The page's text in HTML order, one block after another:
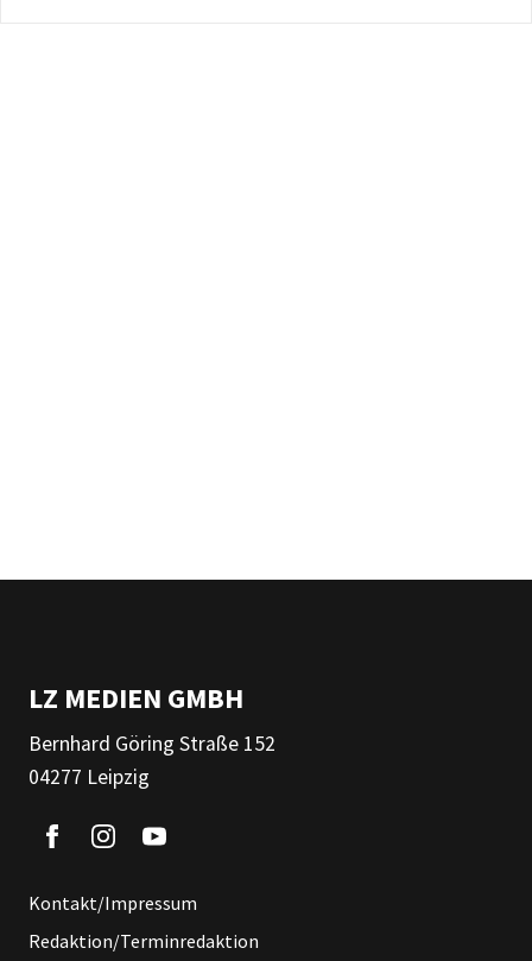
LZ MEDIEN GMBH
Bernhard Göring Straße 152
04277 Leipzig
Kontakt/Impressum
Redaktion/Terminredaktion